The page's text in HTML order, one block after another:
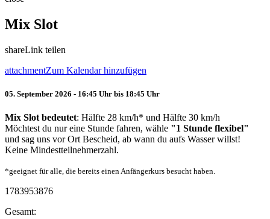
Mix Slot
shareLink teilen
attachmentZum Kalendar hinzufügen
05. September 2026 - 16:45 Uhr bis 18:45 Uhr
Mix Slot bedeutet: Hälfte 28 km/h* und Hälfte 30 km/h
Möchtest du nur eine Stunde fahren, wähle "1 Stunde flexibel"
und sag uns vor Ort Bescheid, ab wann du aufs Wasser willst!
Keine Mindestteilnehmerzahl.
*geeignet für alle, die bereits einen Anfängerkurs besucht haben.
1783953876
Gesamt: